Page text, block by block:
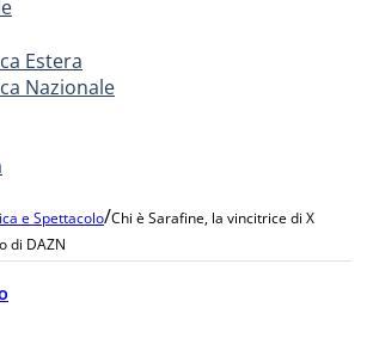
Estera
Nazionale
e Spettacolo/Chi è Sarafine, la vincitrice di X
di DAZN